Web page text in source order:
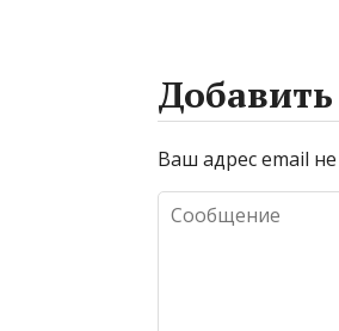
Ваш адрес email